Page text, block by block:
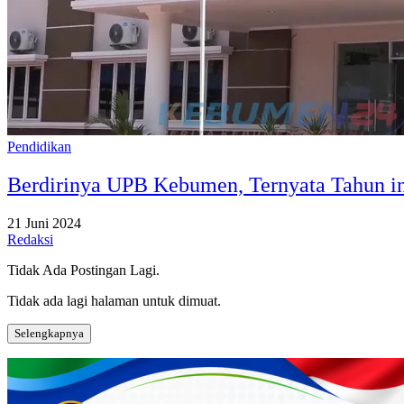
Pendidikan
Berdirinya UPB Kebumen, Ternyata Tahun
21 Juni 2024
Redaksi
Tidak Ada Postingan Lagi.
Tidak ada lagi halaman untuk dimuat.
Selengkapnya